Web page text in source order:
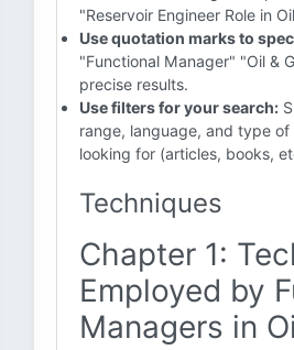
"Reservoir Engineer Role in
Use quotation marks to
"Functional Manager" "Oil &
precise results.
Use filters for your search:
range, language, and type
looking for (articles, books,
Techniques
Chapter 1:
Employed by
Managers in